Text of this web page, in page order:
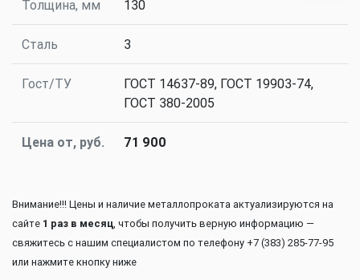
Толщина, мм 130
Сталь 3
Гост/ТУ
ГОСТ 14637-89, ГОСТ 19903-74,
ГОСТ 380-2005
Цена от, руб. 71 900
Внимание!!! Цены и наличие металлопроката актуализируются на
сайте 1 раз в месяц, чтобы получить верную информацию —
свяжитесь с нашим специалистом по телефону +7 (383) 285-77-95
или нажмите кнопку ниже